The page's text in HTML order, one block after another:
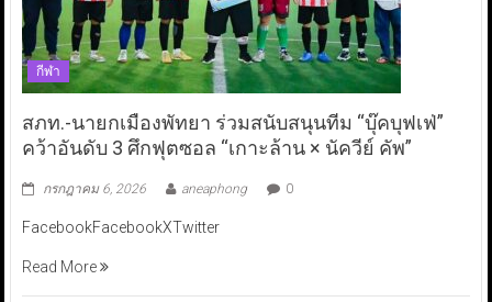
กีฬา
สภท.-นายกเมืองพัทยา ร่วมสนับสนุนทีม “บุ๊คบุฟเฟ่”
คว้าอันดับ 3 ศึกฟุตซอล “เกาะล้าน × นัควีย์ คัพ”
กรกฎาคม 6, 2026 aneaphong 0
FacebookFacebookXTwitter
Read More